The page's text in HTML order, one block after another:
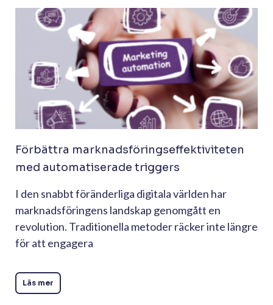
Förbättra marknadsföringseffektiviteten
med automatiserade triggers
I den snabbt föränderliga digitala världen har
marknadsföringens landskap genomgått en
revolution. Traditionella metoder räcker inte längre
för att engagera
Läs mer